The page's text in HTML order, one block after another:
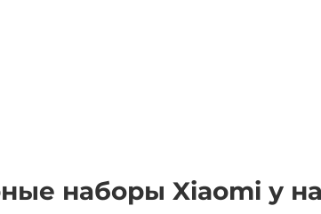
наборы Xiaomi у